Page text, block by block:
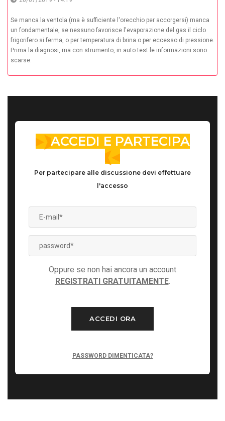
Se manca la ventola (ma è sufficiente l'orecchio per accorgersi) manca
un fondamentale, se nessuno favorisce l'evaporazione del gas il ciclo
frigorifero si ferma, o per temperatura di brina o per eccesso di pressione.
Prima la diagnosi, ma con strumento, in auto test le informazioni sono
scarse.
ACCEDI E PARTECIPA
Per partecipare alle discussione devi effettuare
l'accesso
Oppure se non hai ancora un account
REGISTRATI GRATUITAMENTE.
ACCEDI ORA
PASSWORD DIMENTICATA?